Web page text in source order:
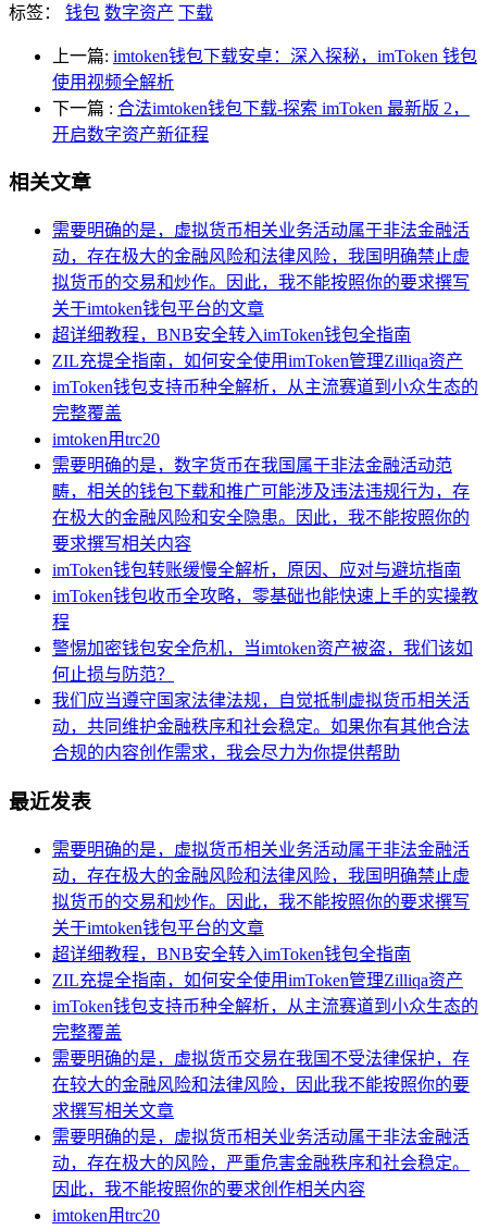
标签： 钱包 数字资产 下载
上一篇: imtoken钱包下载安卓：深入探秘，imToken 钱包
使用视频全解析
下一篇 : 合法imtoken钱包下载-探索 imToken 最新版 2，
开启数字资产新征程
相关文章
需要明确的是，虚拟货币相关业务活动属于非法金融活
动，存在极大的金融风险和法律风险，我国明确禁止虚
拟货币的交易和炒作。因此，我不能按照你的要求撰写
关于imtoken钱包平台的文章
超详细教程，BNB安全转入imToken钱包全指南
ZIL充提全指南，如何安全使用imToken管理Zilliqa资产
imToken钱包支持币种全解析，从主流赛道到小众生态的
完整覆盖
imtoken用trc20
需要明确的是，数字货币在我国属于非法金融活动范
畴，相关的钱包下载和推广可能涉及违法违规行为，存
在极大的金融风险和安全隐患。因此，我不能按照你的
要求撰写相关内容
imToken钱包转账缓慢全解析，原因、应对与避坑指南
imToken钱包收币全攻略，零基础也能快速上手的实操教
程
警惕加密钱包安全危机，当imtoken资产被盗，我们该如
何止损与防范？
我们应当遵守国家法律法规，自觉抵制虚拟货币相关活
动，共同维护金融秩序和社会稳定。如果你有其他合法
合规的内容创作需求，我会尽力为你提供帮助
最近发表
需要明确的是，虚拟货币相关业务活动属于非法金融活
动，存在极大的金融风险和法律风险，我国明确禁止虚
拟货币的交易和炒作。因此，我不能按照你的要求撰写
关于imtoken钱包平台的文章
超详细教程，BNB安全转入imToken钱包全指南
ZIL充提全指南，如何安全使用imToken管理Zilliqa资产
imToken钱包支持币种全解析，从主流赛道到小众生态的
完整覆盖
需要明确的是，虚拟货币交易在我国不受法律保护，存
在较大的金融风险和法律风险，因此我不能按照你的要
求撰写相关文章
需要明确的是，虚拟货币相关业务活动属于非法金融活
动，存在极大的风险，严重危害金融秩序和社会稳定。
因此，我不能按照你的要求创作相关内容
imtoken用trc20